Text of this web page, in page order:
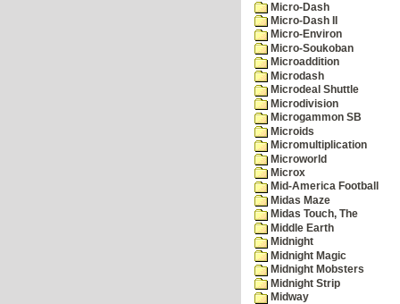
Micro-Dash
Micro-Dash II
Micro-Environ
Micro-Soukoban
Microaddition
Microdash
Microdeal Shuttle
Microdivision
Microgammon SB
Microids
Micromultiplication
Microworld
Microx
Mid-America Football
Midas Maze
Midas Touch, The
Middle Earth
Midnight
Midnight Magic
Midnight Mobsters
Midnight Strip
Midway